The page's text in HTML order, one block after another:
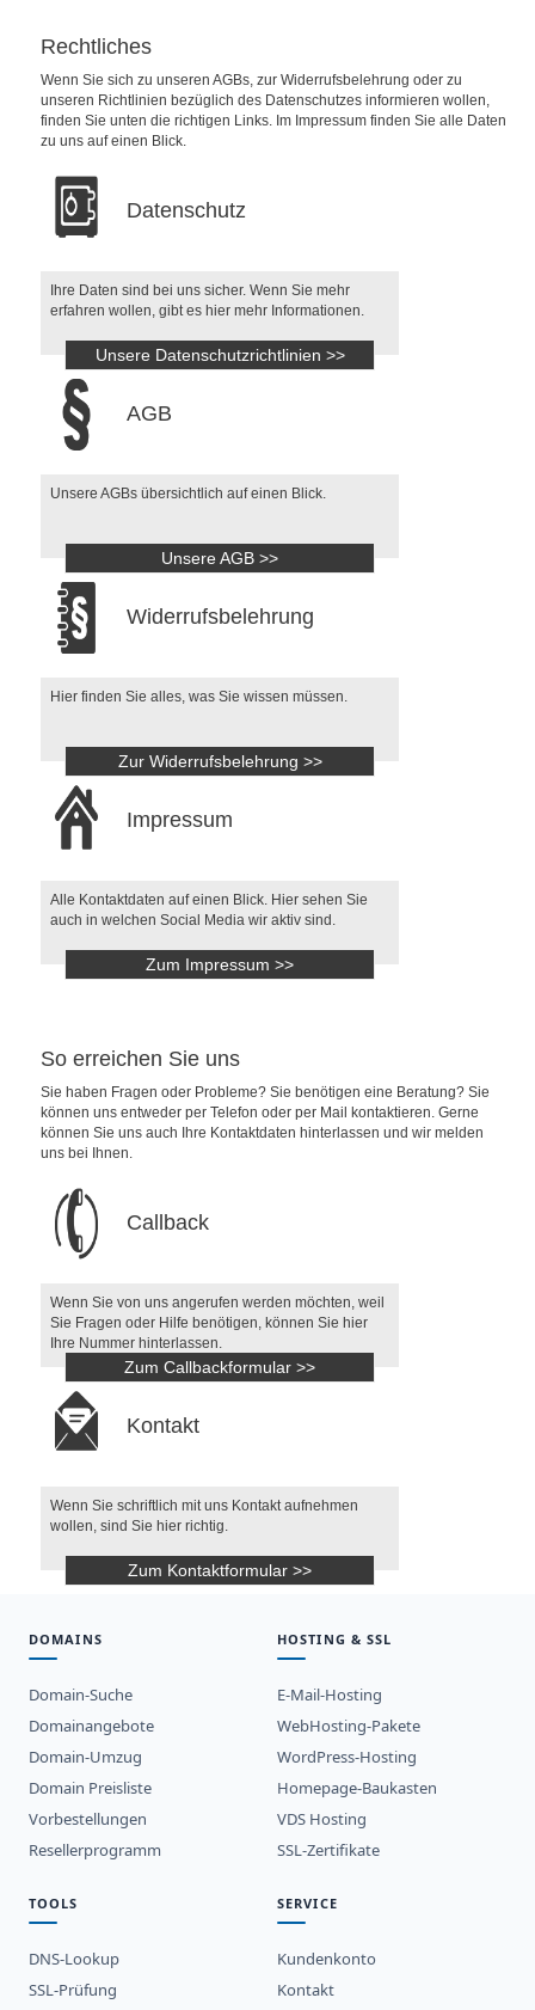
Rechtliches
Wenn Sie sich zu unseren AGBs, zur Widerrufsbelehrung oder zu
unseren Richtlinien bezüglich des Datenschutzes informieren wollen,
finden Sie unten die richtigen Links. Im Impressum finden Sie alle Daten
zu uns auf einen Blick.
Datenschutz
Ihre Daten sind bei uns sicher. Wenn Sie mehr
erfahren wollen, gibt es hier mehr Informationen.
Unsere Datenschutzrichtlinien >>
AGB
Unsere AGBs übersichtlich auf einen Blick.
Unsere AGB >>
Widerrufsbelehrung
Hier finden Sie alles, was Sie wissen müssen.
Zur Widerrufsbelehrung >>
Impressum
Alle Kontaktdaten auf einen Blick. Hier sehen Sie
auch in welchen Social Media wir aktiv sind.
Zum Impressum >>
So erreichen Sie uns
Sie haben Fragen oder Probleme? Sie benötigen eine Beratung? Sie
können uns entweder per Telefon oder per Mail kontaktieren. Gerne
können Sie uns auch Ihre Kontaktdaten hinterlassen und wir melden
uns bei Ihnen.
Callback
Wenn Sie von uns angerufen werden möchten, weil
Sie Fragen oder Hilfe benötigen, können Sie hier
Ihre Nummer hinterlassen.
Zum Callbackformular >>
Kontakt
Wenn Sie schriftlich mit uns Kontakt aufnehmen
wollen, sind Sie hier richtig.
Zum Kontaktformular >>
DOMAINS
Domain-Suche
Domainangebote
Domain-Umzug
Domain Preisliste
Vorbestellungen
Resellerprogramm
HOSTING & SSL
E-Mail-Hosting
WebHosting-Pakete
WordPress-Hosting
Homepage-Baukasten
VDS Hosting
SSL-Zertifikate
TOOLS
DNS-Lookup
SSL-Prüfung
SERVICE
Kundenkonto
Kontakt